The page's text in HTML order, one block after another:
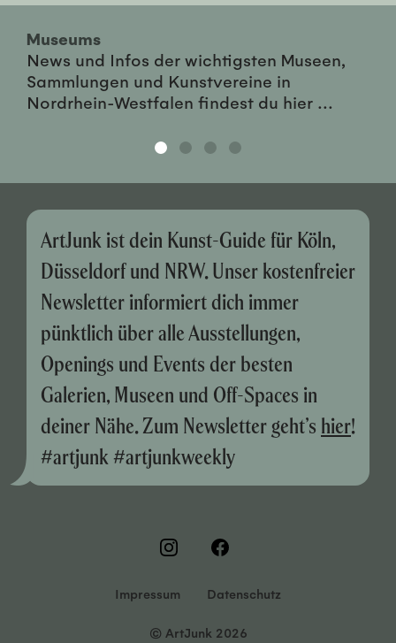
Museums
News und Infos der wichtigsten Museen,
Sammlungen und Kunstvereine in
Nordrhein-Westfalen findest du hier ...
ArtJunk ist dein Kunst-Guide für Köln,
Düsseldorf und NRW. Unser kostenfreier
Newsletter informiert dich immer
pünktlich über alle Ausstellungen,
Openings und Events der besten
Galerien, Museen und Off-Spaces in
deiner Nähe. Zum Newsletter geht’s hier!
#artjunk #artjunkweekly
Impressum Datenschutz
© ArtJunk 2026